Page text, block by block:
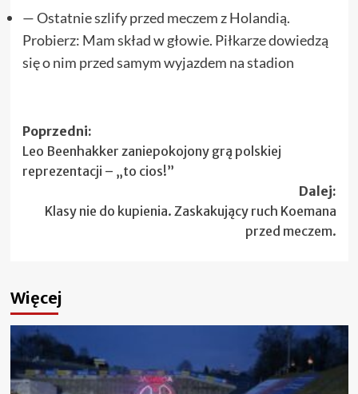
— Ostatnie szlify przed meczem z Holandią.
Probierz: Mam skład w głowie. Piłkarze dowiedzą
się o nim przed samym wyjazdem na stadion
Zobacz
wpisy
Poprzedni:
Leo Beenhakker zaniepokojony grą polskiej
reprezentacji – „to cios!”
Dalej:
Klasy nie do kupienia. Zaskakujący ruch Koemana
przed meczem.
Więcej